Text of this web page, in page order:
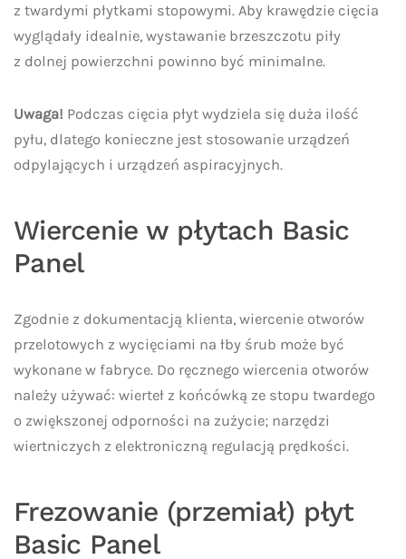
z twardymi płytkami stopowymi. Aby krawędzie cięcia
wyglądały idealnie, wystawanie brzeszczotu piły
z dolnej powierzchni powinno być minimalne.
Uwaga! Podczas cięcia płyt wydziela się duża ilość
pyłu, dlatego konieczne jest stosowanie urządzeń
odpylających i urządzeń aspiracyjnych.
Wiercenie w płytach Basic
Panel
Zgodnie z dokumentacją klienta, wiercenie otworów
przelotowych z wycięciami na łby śrub może być
wykonane w fabryce. Do ręcznego wiercenia otworów
należy używać: wierteł z końcówką ze stopu twardego
o zwiększonej odporności na zużycie; narzędzi
wiertniczych z elektroniczną regulacją prędkości.
Frezowanie (przemiał) płyt
Basic Panel